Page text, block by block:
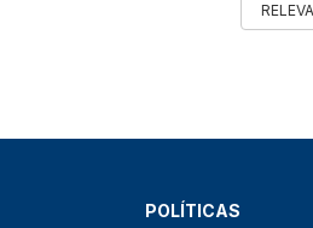
POLÍTICAS